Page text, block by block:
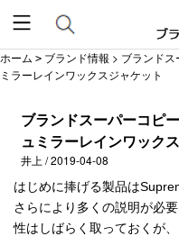
ホーム > ブランド情報 > ブランド
ミラーレインワックスジャケット
ブランドスーパーコピ
ュミラーレインワック
井上 / 2019-04-08
はじめに捧げる製品は
さらにより多くの説明が必
性はしばらく取っておくが